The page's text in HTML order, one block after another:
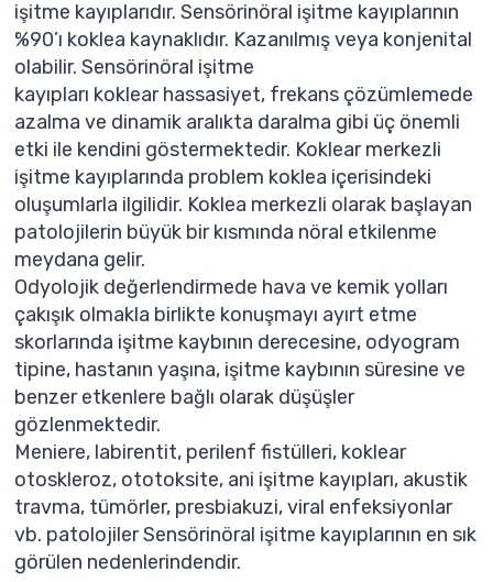
işitme kayıplarıdır. Sensörinöral işitme kayıplarının
%90’ı koklea kaynaklıdır. Kazanılmış veya konjenital
olabilir. Sensörinöral işitme
kayıpları koklear hassasiyet, frekans çözümlemede
azalma ve dinamik aralıkta daralma gibi üç önemli
etki ile kendini göstermektedir. Koklear merkezli
işitme kayıplarında problem koklea içerisindeki
oluşumlarla ilgilidir. Koklea merkezli olarak başlayan
patolojilerin büyük bir kısmında nöral etkilenme
meydana gelir.
Odyolojik değerlendirmede hava ve kemik yolları
çakışık olmakla birlikte konuşmayı ayırt etme
skorlarında işitme kaybının derecesine, odyogram
tipine, hastanın yaşına, işitme kaybının süresine ve
benzer etkenlere bağlı olarak düşüşler
gözlenmektedir.
Meniere, labirentit, perilenf fistülleri, koklear
otoskleroz, ototoksite, ani işitme kayıpları, akustik
travma, tümörler, presbiakuzi, viral enfeksiyonlar
vb. patolojiler Sensörinöral işitme kayıplarının en sık
görülen nedenlerindendir.